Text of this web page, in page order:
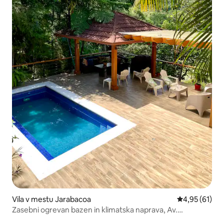
Vila v mestu Jarabacoa Povprečna
4,95 (61)
Zasebni ogrevan bazen in klimatska naprava, Av.